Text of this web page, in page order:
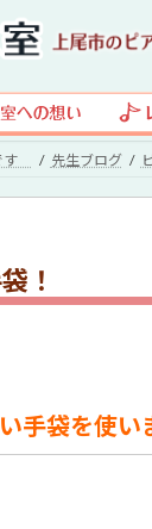
す 先生ブログ
！
手袋を使い